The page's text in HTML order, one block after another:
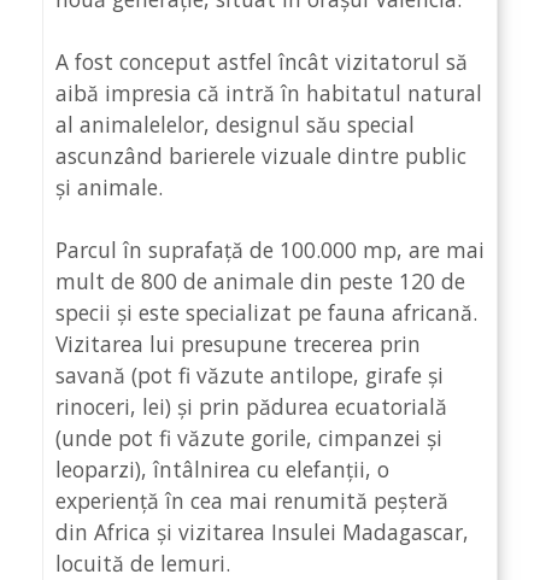
A fost conceput astfel încât vizitatorul să
aibă impresia că intră în habitatul natural
al animalelelor, designul său special
ascunzând barierele vizuale dintre public
și animale.
Parcul în suprafață de 100.000 mp, are mai
mult de 800 de animale din peste 120 de
specii și este specializat pe fauna africană.
Vizitarea lui presupune trecerea prin
savană (pot fi văzute antilope, girafe și
rinoceri, lei) și prin pădurea ecuatorială
(unde pot fi văzute gorile, cimpanzei și
leoparzi), întâlnirea cu elefanții, o
experiență în cea mai renumită peșteră
din Africa și vizitarea Insulei Madagascar,
locuită de lemuri.